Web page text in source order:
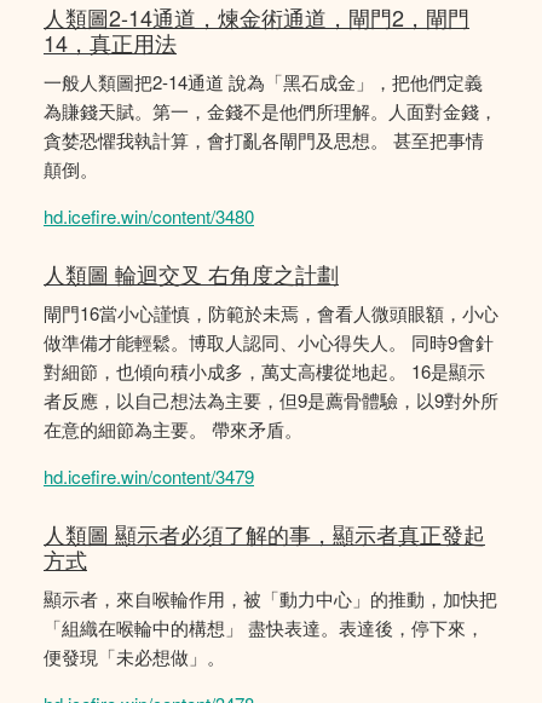
人類圖2-14通道，煉金術通道，閘門2，閘門
14，真正用法
一般人類圖把2-14通道 說為「黑石成金」，把他們定義
為賺錢天賦。第一，金錢不是他們所理解。人面對金錢，
貪婪恐懼我執計算，會打亂各閘門及思想。 甚至把事情
顛倒。
hd.icefire.win/content/3480
人類圖 輪迴交叉 右角度之計劃
閘門16當小心謹慎，防範於未焉，會看人微頭眼額，小心
做準備才能輕鬆。博取人認同、小心得失人。 同時9會針
對細節，也傾向積小成多，萬丈高樓從地起。 16是顯示
者反應，以自己想法為主要，但9是薦骨體驗，以9對外所
在意的細節為主要。 帶來矛盾。
hd.icefire.win/content/3479
人類圖 顯示者必須了解的事，顯示者真正發起
方式
顯示者，來自喉輪作用，被「動力中心」的推動，加快把
「組織在喉輪中的構想」 盡快表達。表達後，停下來，
便發現「未必想做」。